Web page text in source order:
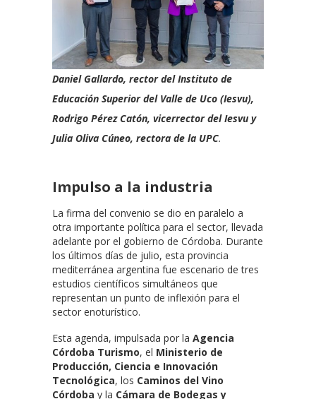
Daniel Gallardo, rector del Instituto de
Educación Superior del Valle de Uco (Iesvu),
Rodrigo Pérez Catón, vicerrector del Iesvu y
Julia Oliva Cúneo, rectora de la UPC.
Impulso a la industria
La firma del convenio se dio en paralelo a
otra importante política para el sector, llevada
adelante por el gobierno de Córdoba. Durante
los últimos días de julio, esta provincia
mediterránea argentina fue escenario de tres
estudios científicos simultáneos que
representan un punto de inflexión para el
sector enoturístico.
Esta agenda, impulsada por la Agencia
Córdoba Turismo, el Ministerio de
Producción, Ciencia e Innovación
Tecnológica, los Caminos del Vino
Córdoba y la Cámara de Bodegas y